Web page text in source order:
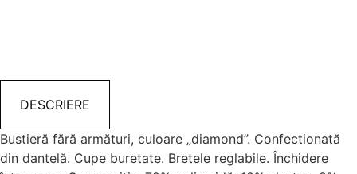
DESCRIERE
Bustieră fără armături, culoare „diamond”. Confectionată
din dantelă. Cupe buretate. Bretele reglabile. Închidere